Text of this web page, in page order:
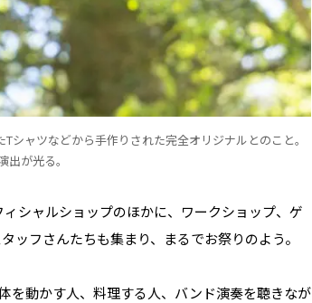
ャツなどから手作りされた完全オリジナルとのこと。
出が光る。
シャルショップのほかに、ワークショップ、ゲ
ッフさんたちも集まり、まるでお祭りのよう。
を動かす人、料理する人、バンド演奏を聴きなが